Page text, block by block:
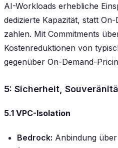
AI-Workloads erhebliche
dedizierte Kapazität, statt
zahlen. Mit Commitments
Kostenreduktionen von
gegenüber On-Demand-
5: Sicherheit,
5.1 VPC-Isolation
Bedrock: Anbindung